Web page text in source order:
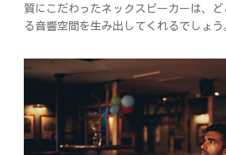
質にこだわったネックスピーカーは、
る音響空間を生み出してくれるでしょう